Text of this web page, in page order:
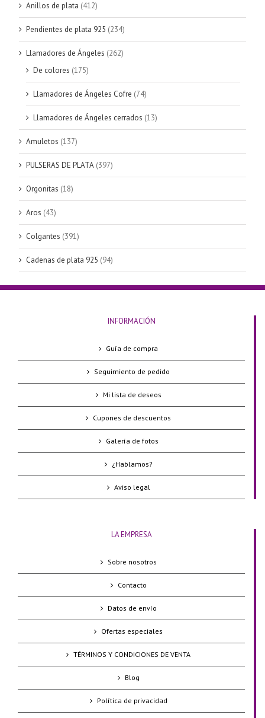
Anillos de plata (412)
Pendientes de plata 925 (234)
Llamadores de Ángeles (262)
De colores (175)
Llamadores de Ángeles Cofre (74)
Llamadores de Ángeles cerrados (13)
Amuletos (137)
PULSERAS DE PLATA (397)
Orgonitas (18)
Aros (43)
Colgantes (391)
Cadenas de plata 925 (94)
INFORMACIÓN
Guía de compra
Seguimiento de pedido
Mi lista de deseos
Cupones de descuentos
Galería de fotos
¿Hablamos?
Aviso legal
LA EMPRESA
Sobre nosotros
Contacto
Datos de envío
Ofertas especiales
TÉRMINOS Y CONDICIONES DE VENTA
Blog
Política de privacidad